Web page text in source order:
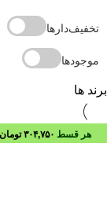
تخفیف‌دارها
موجودها
برند ها
هر قسط ۳۰۴,۷۵۰ تومان